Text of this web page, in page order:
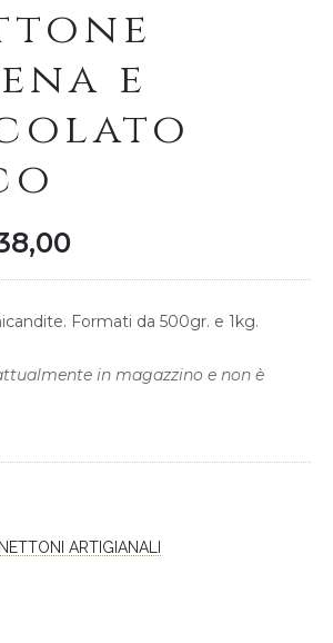
e
Fascia
da
€20,00
Formati da 500gr. e 1kg.
in magazzino e non è
ARTIGIANALI